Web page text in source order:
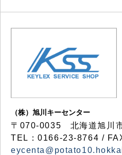
（株）旭川キーセンター
〒070-0035 北海道旭川
TEL：0166-23-8764 /